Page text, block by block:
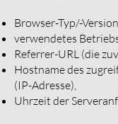
Browser-Typ/-
verwendetes
Referrer-URL (die
Hostname des
(IP-Adresse),
Uhrzeit der